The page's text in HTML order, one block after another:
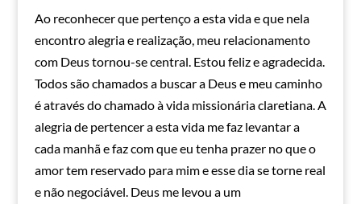
Ao reconhecer que pertenço a esta vida e que nela
encontro alegria e realização, meu relacionamento
com Deus tornou-se central. Estou feliz e agradecida.
Todos são chamados a buscar a Deus e meu caminho
é através do chamado à vida missionária claretiana. A
alegria de pertencer a esta vida me faz levantar a
cada manhã e faz com que eu tenha prazer no que o
amor tem reservado para mim e esse dia se torne real
e não negociável. Deus me levou a um